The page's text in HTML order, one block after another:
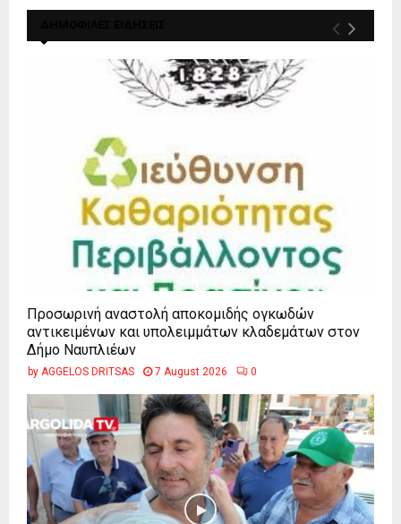
Προσωρινή αναστολή αποκομιδής ογκωδών
αντικειμένων και υπολειμμάτων κλαδεμάτων στον
Δήμο Ναυπλιέων
by AGGELOS DRITSAS 7 August 2026 0